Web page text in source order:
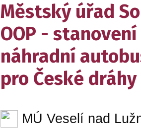
Městský úřad
OOP -
náhradní
pro České dráhy
MÚ Veselí nad